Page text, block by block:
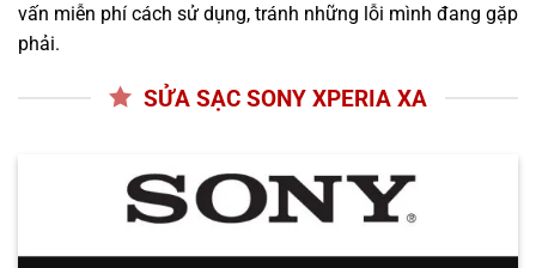
vấn miễn phí cách sử dụng, tránh những lỗi mình đang gặp
phải.
SỬA SẠC SONY XPERIA XA